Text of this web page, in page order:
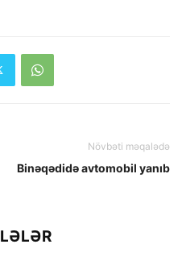
Növbəti məqalədə
Binəqədidə avtomobil yanıb